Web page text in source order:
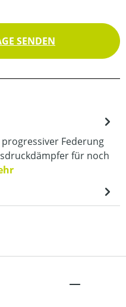
SENDEN
Federung
für noch